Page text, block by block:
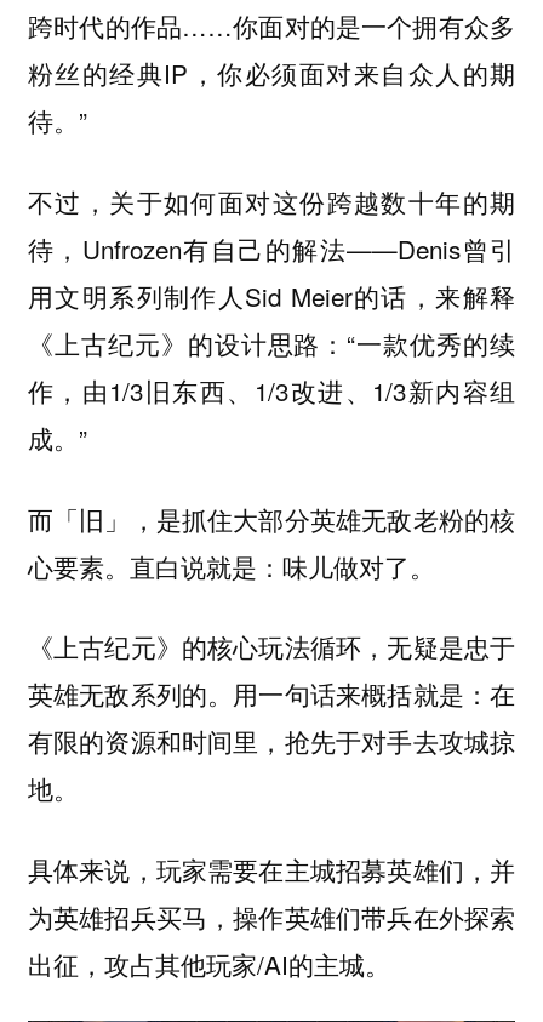
跨时代的作品……你面对的是一个拥有众多
粉丝的经典IP，你必须面对来自众人的期
待。”
不过，关于如何面对这份跨越数十年的期
待，Unfrozen有自己的解法——Denis曾引
用文明系列制作人Sid Meier的话，来解释
《上古纪元》的设计思路：“一款优秀的续
作，由1/3旧东西、1/3改进、1/3新内容组
成。”
而「旧」，是抓住大部分英雄无敌老粉的核
心要素。直白说就是：味儿做对了。
《上古纪元》的核心玩法循环，无疑是忠于
英雄无敌系列的。用一句话来概括就是：在
有限的资源和时间里，抢先于对手去攻城掠
地。
具体来说，玩家需要在主城招募英雄们，并
为英雄招兵买马，操作英雄们带兵在外探索
出征，攻占其他玩家/AI的主城。